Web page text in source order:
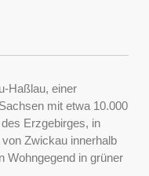
Haßlau, einer
mit etwa 10.000
Erzgebirges, in
Zwickau innerhalb
Wohngegend in grüner